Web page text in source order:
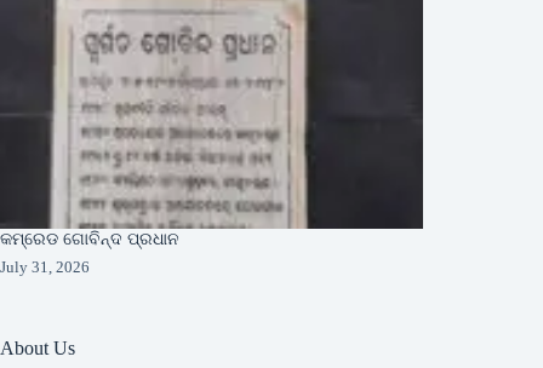
କମ୍ରେଡ ଗୋବିନ୍ଦ ପ୍ରଧାନ
July 31, 2026
About Us